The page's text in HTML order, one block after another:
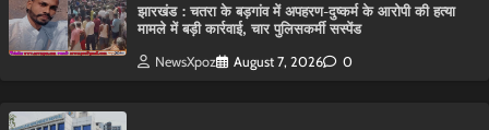
झारखंड : चतरा के बड़गांव में अपहरण-दुष्कर्म के आरोपी की हत्या
मामले में बड़ी कार्रवाई, चार पुलिसकर्मी सस्पेंड
NewsXpoz August 7, 2026 0